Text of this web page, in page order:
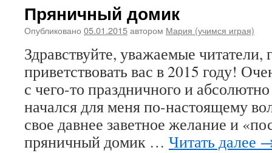
Пряничный домик
Опубликовано 05.01.2015автором Мария (учимся играя)
Здравствуйте, уважаемые читатели,
приветствовать вас в 2015 году!
с чего-то праздничного и
начался для меня по-настоящему
свое давнее заветное желание и
пряничный домик … Читать далее